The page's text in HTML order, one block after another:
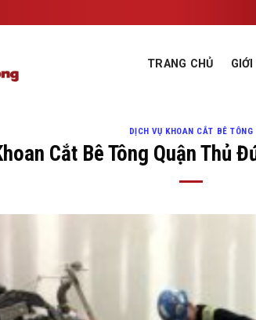
TRANG CHỦ
DỊCH VỤ KHOAN CẮT BÊ TÔNG
Cắt Bê Tông Quận Thủ